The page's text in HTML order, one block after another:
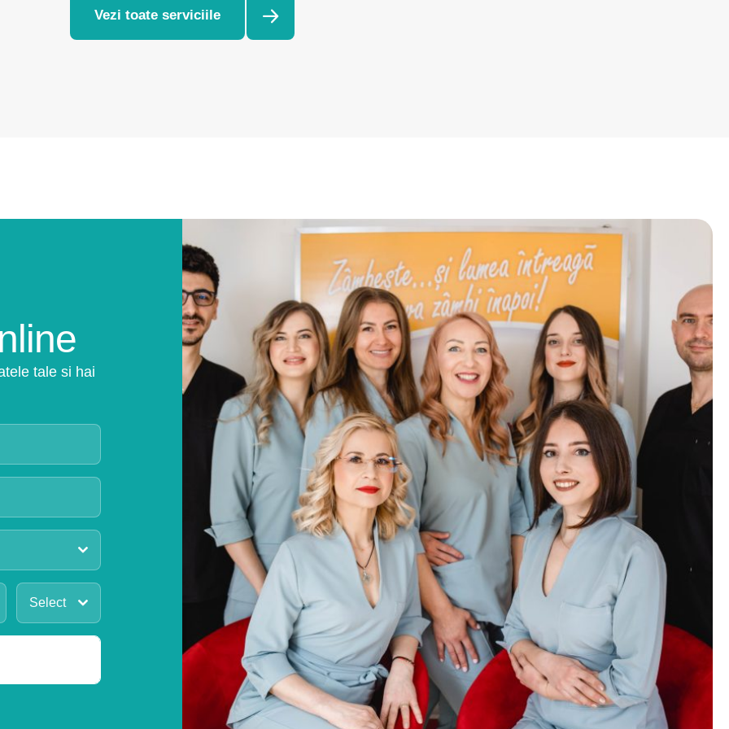
Vezi toate serviciile
tale si hai
Select